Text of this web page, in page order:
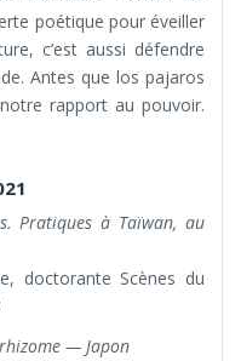
poétique pour éveiller
c’est aussi défendre
Antes que los pajaros
rapport au pouvoir.
Pratiques à Taïwan, au
doctorante Scènes du
— Japon